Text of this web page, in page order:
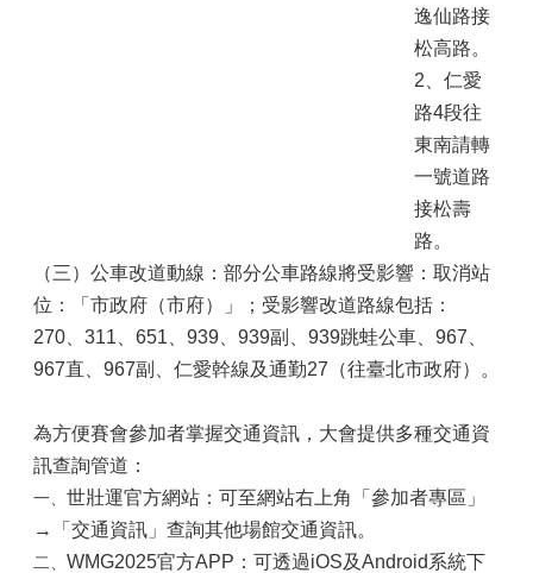
逸仙路接
松高路。
2、仁愛
路4段往
東南請轉
一號道路
接松壽
路。
（三）公車改道動線：部分公車路線將受影響：取消站
位：「市政府（市府）」；受影響改道路線包括：
270、311、651、939、939副、939跳蛙公車、967、
967直、967副、仁愛幹線及通勤27（往臺北市政府）。
為方便賽會參加者掌握交通資訊，大會提供多種交通資
訊查詢管道：
一、 世壯運官方網站：可至網站右上角「參加者專區」
→「交通資訊」查詢其他場館交通資訊。
二、 WMG2025官方APP：可透過iOS及Android系統下